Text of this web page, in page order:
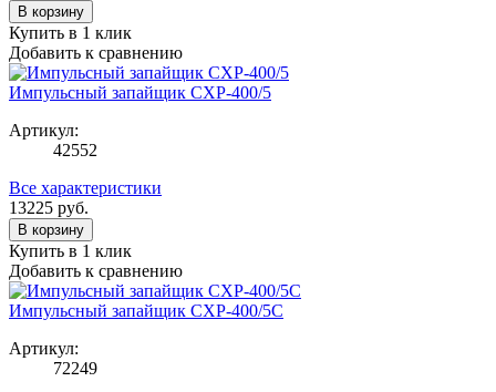
В корзину
Купить в 1 клик
Добавить к сравнению
Импульсный запайщик CXP-400/5
Артикул:
42552
Все характеристики
13225 руб.
В корзину
Купить в 1 клик
Добавить к сравнению
Импульсный запайщик CXP-400/5С
Артикул:
72249